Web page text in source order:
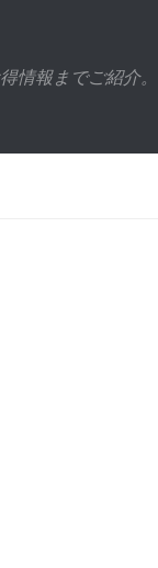
情報までご紹介。